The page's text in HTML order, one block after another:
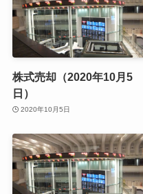
株式売却（2020年10月5
日）
2020年10月5日